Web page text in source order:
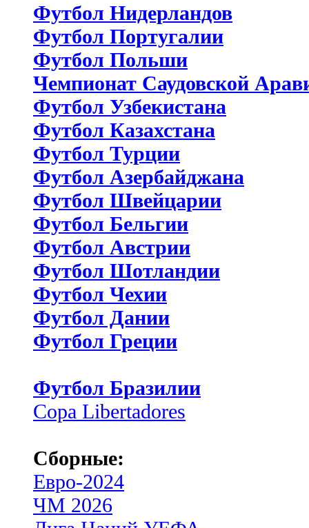
Футбол Нидерландов
Футбол Португалии
Футбол Польши
Чемпионат Саудовской
Футбол Узбекистана
Футбол Казахстана
Футбол Турции
Футбол Азербайджана
Футбол Швейцарии
Футбол Бельгии
Футбол Австрии
Футбол Шотландии
Футбол Чехии
Футбол Дании
Футбол Греции
Футбол Бразилии
Copa Libertadores
Сборные:
Евро-2024
ЧМ 2026